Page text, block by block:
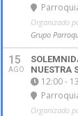
Organizado
Grupo
15
AGO
NUESTRA
12:00 -
Organizado